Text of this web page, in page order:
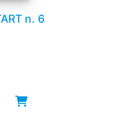
n. 6